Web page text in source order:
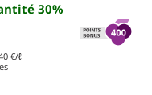
30%
€/ℓ